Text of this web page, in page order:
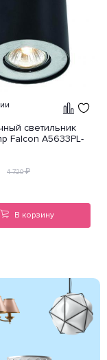
светильник
Falcon A5633PL-
4 720₽
В корзину